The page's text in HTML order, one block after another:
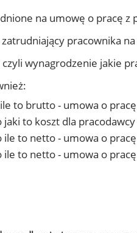
na umowę o pracę z
zatrudniający pracownika
wynagrodzenie jakie
to brutto - umowa o pracę
to koszt dla pracodawcy
to netto - umowa o pracę
to netto - umowa o pracę